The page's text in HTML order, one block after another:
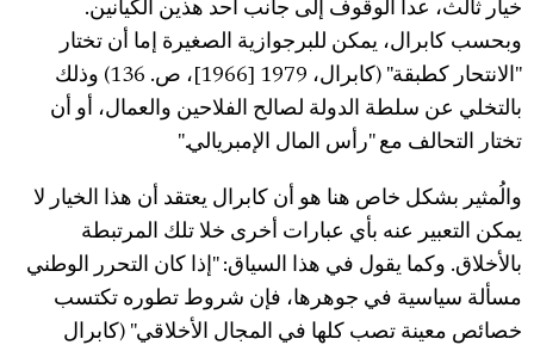
خيار ثالث، عدا الوقوف إلى جانب أحد هذين الكيانين.
وبحسب كابرال، يمكن للبرجوازية الصغيرة إما أن تختار
"الانتحار كطبقة" (كابرال، 1979 [1966]، ص. 136) وذلك
بالتخلي عن سلطة الدولة لصالح الفلاحين والعمال، أو أن
تختار التحالف مع "رأس المال الإمبريالي."
والُمثير بشكل خاص هنا هو أن كابرال يعتقد أن هذا الخيار لا
يمكن التعبير عنه بأي عبارات أخرى خلا تلك المرتبطة
بالأخلاق. وكما يقول في هذا السياق: "إذا كان التحرر الوطني
مسألة سياسية في جوهرها، فإن شروط تطوره تكتسب
خصائص معينة تصب كلها في المجال الأخلاقي" (كابرال